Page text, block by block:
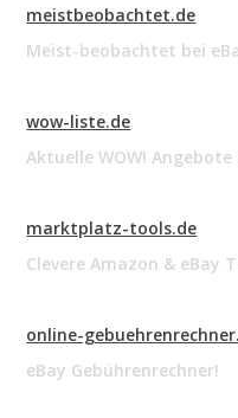
meistbeobachtet.de
Meist-beobachtet bei
wow-liste.de
Aktuelle WOW! Angebote
marktplatz-tools.de
Clevere Amazon & eBay
online-
eBay Gebührenrechner!